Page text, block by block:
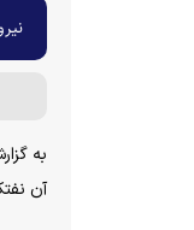
نیروی
آن